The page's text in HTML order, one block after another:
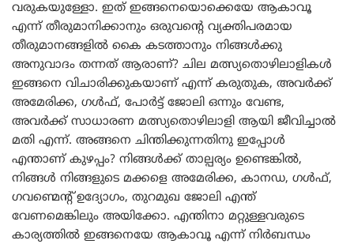
വരുകയുള്ളോ. ഇത് ഇങ്ങനെയൊക്കെയേ ആകാവൂ
എന്ന് തീരുമാനിക്കാനും ഒരുവന്റെ വ്യക്തിപരമായ
തീരുമാനങ്ങളിൽ കൈ കടത്താനും നിങ്ങൾക്കു
അനുവാദം തന്നത് ആരാണ്? ചില മത്സ്യതൊഴിലാളികൾ
ഇങ്ങനെ വിചാരിക്കുകയാണ് എന്ന് കരുതുക, അവർക്ക്
അമേരിക്ക, ഗൾഫ്, പോർട്ട് ജോലി ഒന്നും വേണ്ട,
അവർക്ക് സാധാരണ മത്സ്യതൊഴിലാളി ആയി ജീവിച്ചാൽ
മതി എന്ന്. അങ്ങനെ ചിന്തിക്കുന്നതിനു ഇപ്പോൾ
എന്താണ് കുഴപ്പം? നിങ്ങൾക്ക് താല്പര്യം ഉണ്ടെങ്കിൽ,
നിങ്ങൾ നിങ്ങളുടെ മക്കളെ അമേരിക്ക, കാനഡ, ഗൾഫ്,
ഗവണ്മെന്റ് ഉദ്യോഗം, തുറമുഖ ജോലി എന്ത്
വേണമെങ്കിലും അയിക്കോ. എന്തിനാ മറ്റുള്ളവരുടെ
കാര്യത്തിൽ ഇങ്ങനെയേ ആകാവൂ എന്ന് നിർബന്ധം